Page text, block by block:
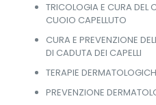
TRICOLOGIA E CURA DEL
CUOIO CAPELLUTO
CURA E PREVENZIONE
DI CADUTA DEI CAPELLI
TERAPIE
PREVENZIONE